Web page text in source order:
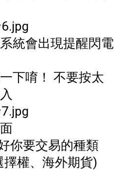
統會出現提醒閃電
下唷！ 不要按太
你要交易的種類
權、海外期貨)